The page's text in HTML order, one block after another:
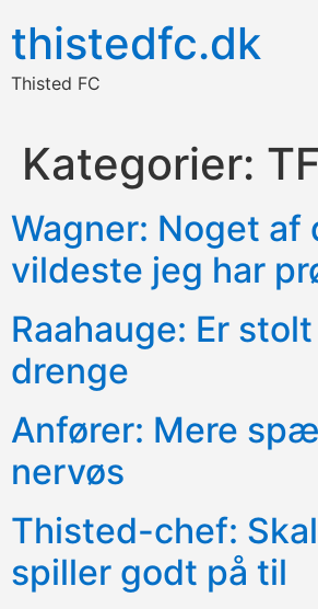
thistedfc.dk
Thisted FC
Kategorier:
Wagner: Noget af
vildeste jeg har
Raahauge: Er
drenge
Anfører: Mere
nervøs
Thisted-chef:
spiller godt på til